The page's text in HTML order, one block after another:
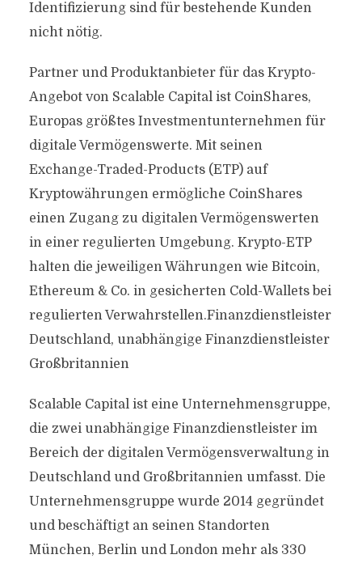
Identifizierung sind für bestehende Kunden
nicht nötig.
Partner und Produktanbieter für das Krypto-
Angebot von Scalable Capital ist CoinShares,
Europas größtes Investmentunternehmen für
digitale Vermögenswerte. Mit seinen
Exchange-Traded-Products (ETP) auf
Kryptowährungen ermögliche CoinShares
einen Zugang zu digitalen Vermögenswerten
in einer regulierten Umgebung. Krypto-ETP
halten die jeweiligen Währungen wie Bitcoin,
Ethereum & Co. in gesicherten Cold-Wallets bei
regulierten Verwahrstellen.Finanzdienstleister
Deutschland, unabhängige Finanzdienstleister
Großbritannien
Scalable Capital ist eine Unternehmensgruppe,
die zwei unabhängige Finanzdienstleister im
Bereich der digitalen Vermögensverwaltung in
Deutschland und Großbritannien umfasst. Die
Unternehmensgruppe wurde 2014 gegründet
und beschäftigt an seinen Standorten
München, Berlin und London mehr als 330